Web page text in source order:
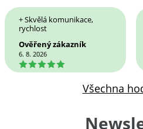
+ Skvělá komunikace,
rychlost
Ověřený zákazník
6. 8. 2026
5
Všechna